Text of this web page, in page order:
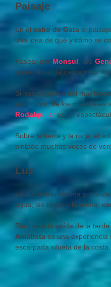
Paisaje
En el cabo de Gata el
una idea de qué y cómo se
Pasear por Monsul, los
agua, la sal, la caliza y las
Si nos alejamos del mar
tectónicos, de los materiales
Rodalquilares un
Sobre la tierra y la roca, el
pintado muchas veces de
Luz
La luz se transforma y
agua, las rocas y la arena,
Pero es a la caída de la
Amatista es una experiencia
escarpada silueta de la costa.